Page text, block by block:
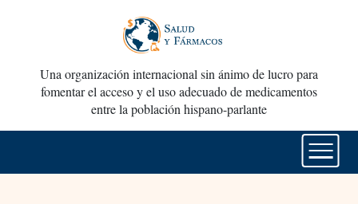
Una organización internacional sin ánimo de lucro para
fomentar el acceso y el uso adecuado de medicamentos
entre la población hispano-parlante